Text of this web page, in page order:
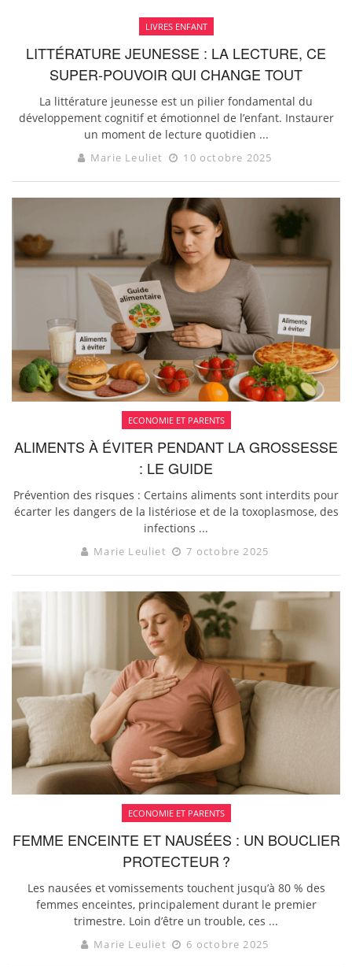
LIVRES ENFANT
LITTÉRATURE JEUNESSE : LA LECTURE, CE
SUPER-POUVOIR QUI CHANGE TOUT
La littérature jeunesse est un pilier fondamental du
développement cognitif et émotionnel de l’enfant. Instaurer
un moment de lecture quotidien ...
Marie Leuliet 10 octobre 2025
ECONOMIE ET PARENTS
ALIMENTS À ÉVITER PENDANT LA GROSSESSE
: LE GUIDE
Prévention des risques : Certains aliments sont interdits pour
écarter les dangers de la listériose et de la toxoplasmose, des
infections ...
Marie Leuliet 7 octobre 2025
ECONOMIE ET PARENTS
FEMME ENCEINTE ET NAUSÉES : UN BOUCLIER
PROTECTEUR ?
Les nausées et vomissements touchent jusqu’à 80 % des
femmes enceintes, principalement durant le premier
trimestre. Loin d’être un trouble, ces ...
Marie Leuliet 6 octobre 2025